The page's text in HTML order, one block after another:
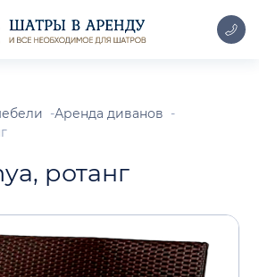
Аренда диванов
ротанг